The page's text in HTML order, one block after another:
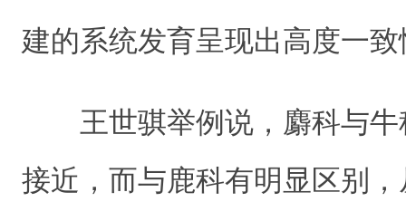
建的系统发育呈现出高度一致
王世骐举例说，麝科与牛
接近，而与鹿科有明显区别